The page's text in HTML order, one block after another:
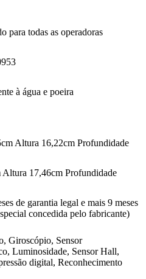
para todas as operadoras
à água e poeira
Altura 16,22cm Profundidade
Altura 17,46cm Profundidade
de garantia legal e mais 9 meses
concedida pelo fabricante)
Giroscópio, Sensor
Luminosidade, Sensor Hall,
digital, Reconhecimento